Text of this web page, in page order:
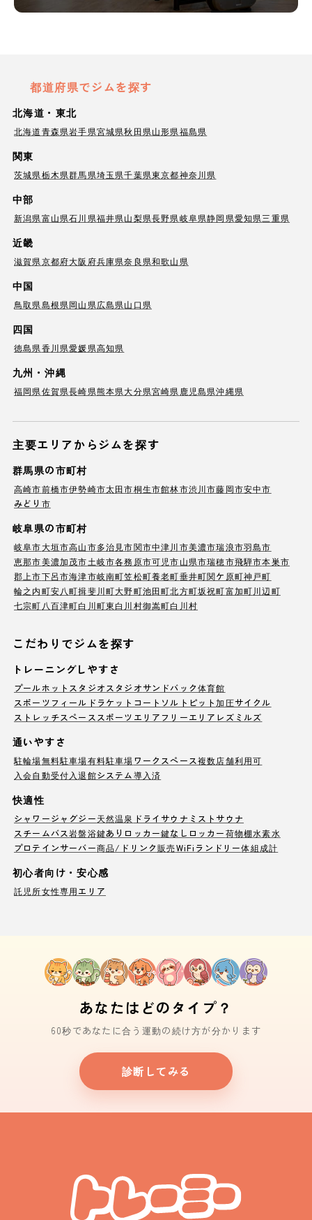
都道府県でジムを探す
北海道・東北
北海道青森県岩手県宮城県秋田県山形県福島県
関東
茨城県栃木県群馬県埼玉県千葉県東京都神奈川県
中部
新潟県富山県石川県福井県山梨県長野県岐阜県静岡県愛知県三重県
近畿
滋賀県京都府大阪府兵庫県奈良県和歌山県
中国
鳥取県島根県岡山県広島県山口県
四国
徳島県香川県愛媛県高知県
九州・沖縄
福岡県佐賀県長崎県熊本県大分県宮崎県鹿児島県沖縄県
主要エリアからジムを探す
群馬県の市町村
高崎市前橋市伊勢崎市太田市桐生市館林市渋川市藤岡市安中市
みどり市
岐阜県の市町村
岐阜市大垣市高山市多治見市関市中津川市美濃市瑞浪市羽島市
恵那市美濃加茂市土岐市各務原市可児市山県市瑞穂市飛騨市本巣市
郡上市下呂市海津市岐南町笠松町養老町垂井町関ケ原町神戸町
輪之内町安八町揖斐川町大野町池田町北方町坂祝町富加町川辺町
七宗町八百津町白川町東白川村御嵩町白川村
こだわりでジムを探す
トレーニングしやすさ
プールホットスタジオスタジオサンドバック体育館
スポーツフィールド ラケットコート ソルトピット加圧サイクル
ストレッチスペーススポーツエリア フリーエリア レズミルズ
通いやすさ
駐輪場無料駐車場有料駐車場ワークスペース複数店舗利用可
入会自動受付入退館システム導入済
快適性
シャワージャグジー天然温泉 ドライサウナ ミストサウナ
スチームバス岩盤浴鍵ありロッカー鍵なしロッカー荷物棚水素水
プロテインサーバー商品/ドリンク販売WiFi ランドリー体組成計
初心者向け・安心感
託児所女性専用エリア
あなたはどのタイプ？
60秒であなたに合う運動の続け方が分かります
診断してみる